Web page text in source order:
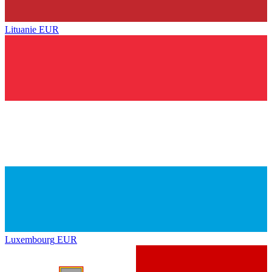
Lituanie EUR
Luxembourg EUR